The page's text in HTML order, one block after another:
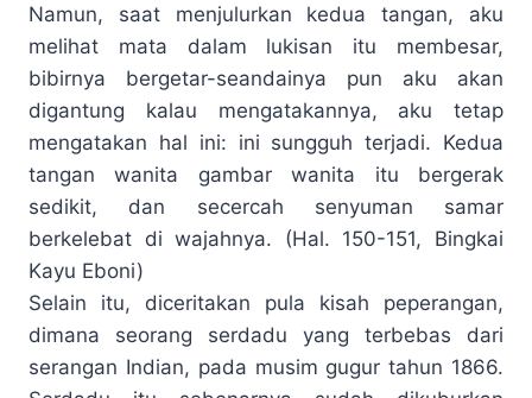
Namun, saat menjulurkan kedua tangan, aku
melihat mata dalam lukisan itu membesar,
bibirnya bergetar-seandainya pun aku akan
digantung kalau mengatakannya, aku tetap
mengatakan hal ini: ini sungguh terjadi. Kedua
tangan wanita gambar wanita itu bergerak
sedikit, dan secercah senyuman samar
berkelebat di wajahnya. (Hal. 150-151, Bingkai
Kayu Eboni)
Selain itu, diceritakan pula kisah peperangan,
dimana seorang serdadu yang terbebas dari
serangan Indian, pada musim gugur tahun 1866.